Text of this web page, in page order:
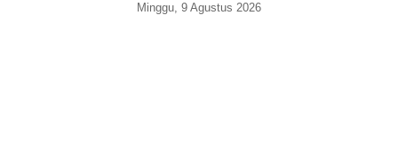
Minggu, 9 Agustus 2026